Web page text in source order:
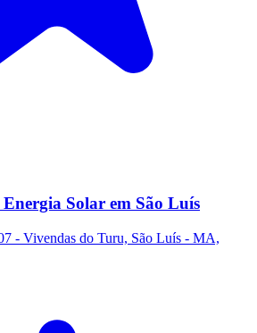
Solar em São Luís
- Vivendas do Turu, São Luís - MA,